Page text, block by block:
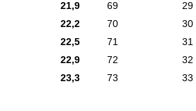
21,9
69
29
22,2
70
30
22,5
71
31
22,9
72
32
23,3
73 33